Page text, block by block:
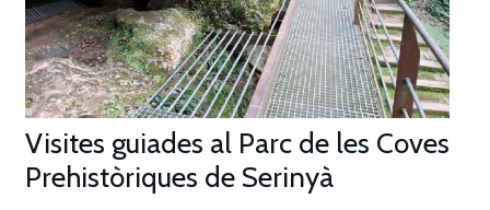
Visites guiades al Parc de les Coves
Prehistòriques de Serinyà